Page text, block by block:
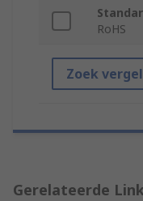
RoHS
Zoek
Gerelateerde